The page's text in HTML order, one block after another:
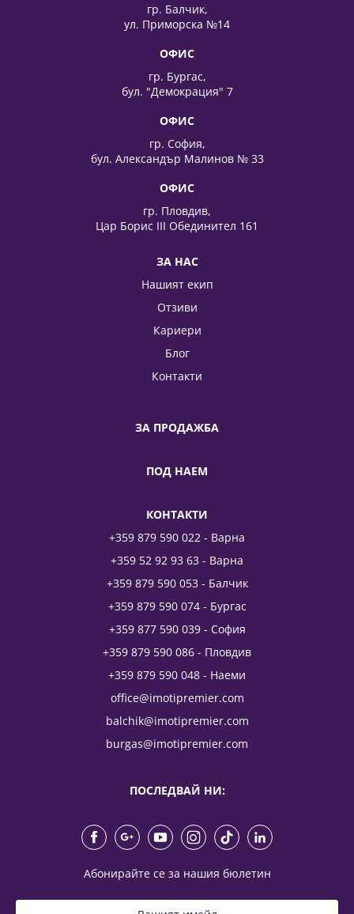
гр. Балчик,
ул. Приморска №14
ОФИС
гр. Бургас,
бул. "Демокрация" 7
ОФИС
гр. София,
бул. Александър Малинов № 33
ОФИС
гр. Пловдив,
Цар Борис III Обединител 161
ЗА НАС
Нашият екип
Отзиви
Кариери
Блог
Контакти
ЗА ПРОДАЖБА
ПОД НАЕМ
КОНТАКТИ
+359 879 590 022 - Варна
+359 52 92 93 63 - Варна
+359 879 590 053 - Балчик
+359 879 590 074 - Бургас
+359 877 590 039 - София
+359 879 590 086 - Пловдив
+359 879 590 048 - Наеми
office@imotipremier.com
balchik@imotipremier.com
burgas@imotipremier.com
ПОСЛЕДВАЙ НИ:
Абонирайте се за нашия бюлетин